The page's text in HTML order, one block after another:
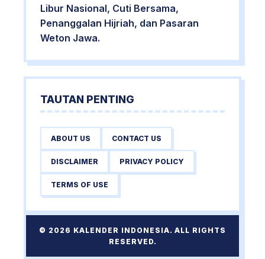
Libur Nasional, Cuti Bersama,
Penanggalan Hijriah, dan Pasaran
Weton Jawa.
TAUTAN PENTING
ABOUT US CONTACT US
DISCLAIMER PRIVACY POLICY
TERMS OF USE
© 2026 KALENDER INDONESIA. ALL RIGHTS
RESERVED.